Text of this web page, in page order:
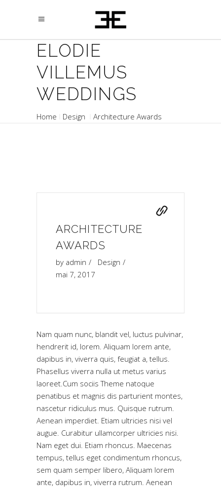
ELODIE
VILLEMUS
WEDDINGS
Home Design Architecture Awards
ARCHITECTURE
AWARDS
by admin
Design
mai 7, 2017
Nam quam nunc, blandit vel, luctus pulvinar,
hendrerit id, lorem. Aliquam lorem ante,
dapibus in, viverra quis, feugiat a, tellus.
Phasellus viverra nulla ut metus varius
laoreet.Cum sociis Theme natoque
penatibus et magnis dis parturient montes,
nascetur ridiculus mus. Quisque rutrum.
Aenean imperdiet. Etiam ultricies nisi vel
augue. Curabitur ullamcorper ultricies nisi.
Nam eget dui. Etiam rhoncus. Maecenas
tempus, tellus eget condimentum rhoncus,
sem quam semper libero, Aliquam lorem
ante, dapibus in, viverra rutrum. Aenean